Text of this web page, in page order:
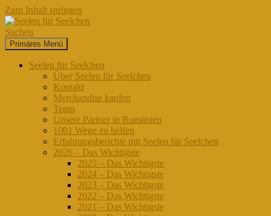
Zum Inhalt springen
Seelen für Seelchen
Suchen
Primäres Menü
Seelen für Seelchen
Über Seelen für Seelchen
Kontakt
Merchandise kaufen
Team
Unsere Partner in Rumänien
1001 Wege zu helfen
Erfahrungsberichte mit Seelen für Seelchen
2026 – Das Wichtigste
2025 – Das Wichtigste
2024 – Das Wichtigste
2023 – Das Wichtigste
2022 – Das Wichtigste
2021 – Das Wichtigste